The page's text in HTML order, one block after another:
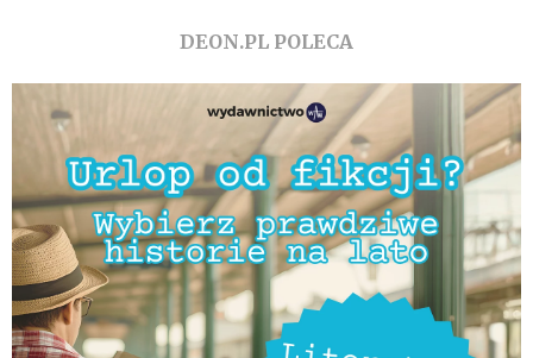
DEON.PL POLECA